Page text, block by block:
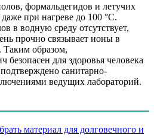
формальдегидов и летучих
при нагреве до 100 °C.
в водную среду отсутствует,
прочно связывает ионы в
Таким образом,
для здоровья человека
санитарно-
ведущих лабораторий.